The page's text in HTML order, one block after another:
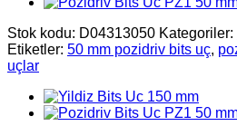
Stok kodu: D04313050 Kategoriler:
Etiketler: 50 mm pozidriv bits uç,
uçlar